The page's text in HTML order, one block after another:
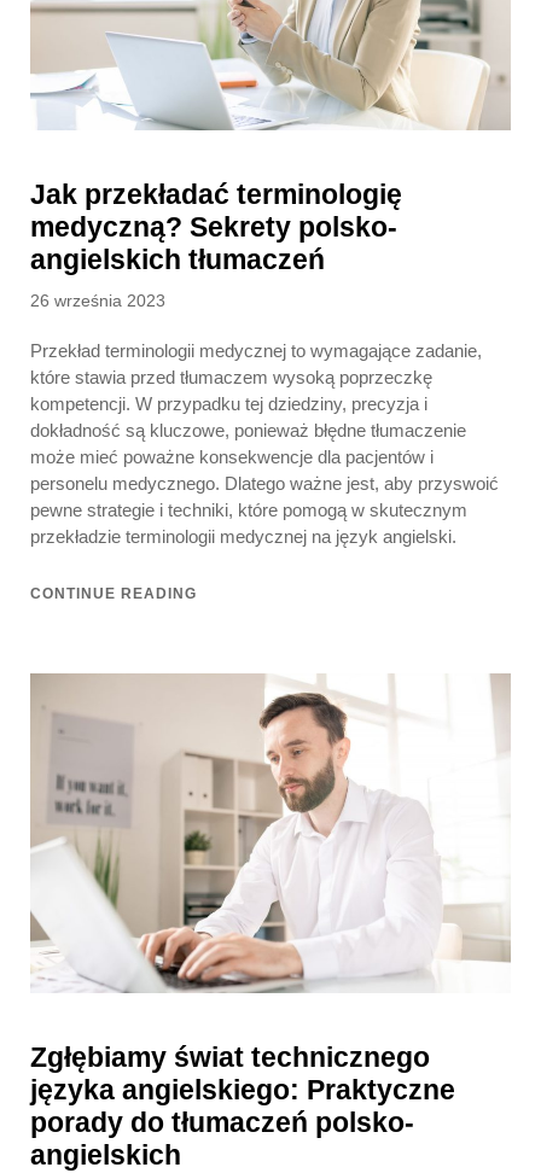
Jak przekładać terminologię
medyczną? Sekrety polsko-
angielskich tłumaczeń
Posted
26 września 2023
Przekład terminologii medycznej to wymagające zadanie,
które stawia przed tłumaczem wysoką poprzeczkę
kompetencji. W przypadku tej dziedziny, precyzja i
dokładność są kluczowe, ponieważ błędne tłumaczenie
może mieć poważne konsekwencje dla pacjentów i
personelu medycznego. Dlatego ważne jest, aby przyswoić
pewne strategie i techniki, które pomogą w skutecznym
przekładzie terminologii medycznej na język angielski.
CONTINUE READING
Zgłębiamy świat technicznego
języka angielskiego: Praktyczne
porady do tłumaczeń polsko-
angielskich